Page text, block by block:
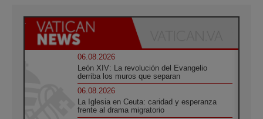
06.08.2026
León XIV: La revolución del Evangelio
derriba los muros que separan
06.08.2026
La Iglesia en Ceuta: caridad y esperanza
frente al drama migratorio